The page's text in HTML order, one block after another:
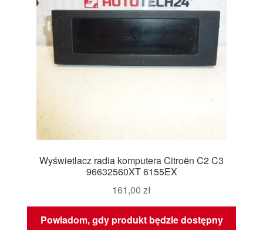
Wyświetlacz radia komputera Citroën C2 C3
96632560XT 6155EX
161,00 zł
Powiadom, gdy produkt będzie dostępny